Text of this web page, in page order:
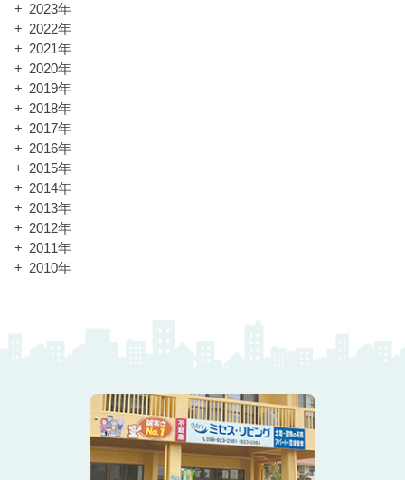
2023年
2022年
2021年
2020年
2019年
2018年
2017年
2016年
2015年
2014年
2013年
2012年
2011年
2010年